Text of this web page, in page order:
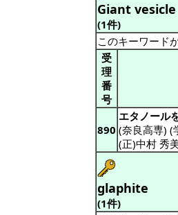
Giant vesicle
(1件)
このキーワード
受
理
番
号
890
エタノール
(奈良高専) (
(正)中村 秀
glaphite
(1件)